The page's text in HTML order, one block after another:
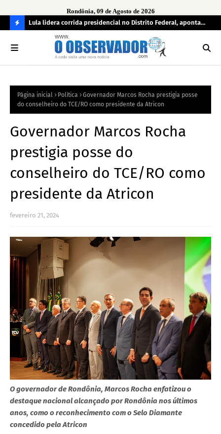
Rondônia, 09 de Agosto de 2026
O
R
Lula lidera corrida presidencial no Distrito Federal, aponta
pesquisa; Flávio Bolsonaro aparece em segundo
Página inicial Política
Governador Marcos Rocha prestigia posse
do conselheiro do TCE/RO como presidente da Atricon
Governador Marcos Rocha
prestigia posse do
conselheiro do TCE/RO como
presidente da Atricon
fevereiro 21, 2024
O governador de Rondônia, Marcos Rocha enfatizou o
destaque nacional alcançado por Rondônia nos últimos
anos, como o reconhecimento com o Selo Diamante
concedido pela Atricon